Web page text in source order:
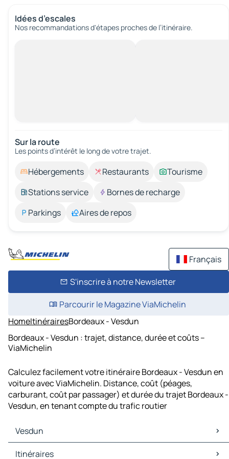
Idées d’escales
Nos recommandations d'étapes proches de l’itinéraire.
Sur la route
Les points d’intérêt le long de votre trajet.
Hébergements Restaurants
Tourisme
Stations service
Bornes de recharge
Parkings
Aires de repos
Français
S'inscrire à notre Newsletter
Parcourir le Magazine ViaMichelin
HomeItinérairesBordeaux - Vesdun
Bordeaux - Vesdun : trajet, distance, durée et coûts –
ViaMichelin
Calculez facilement votre itinéraire Bordeaux - Vesdun en
voiture avec ViaMichelin. Distance, coût (péages,
carburant, coût par passager) et durée du trajet Bordeaux -
Vesdun, en tenant compte du trafic routier
Vesdun
Vesdun Cartes et plans
Itinéraires